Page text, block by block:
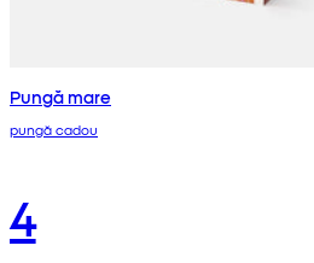
Pungă mare
pungă cadou
4